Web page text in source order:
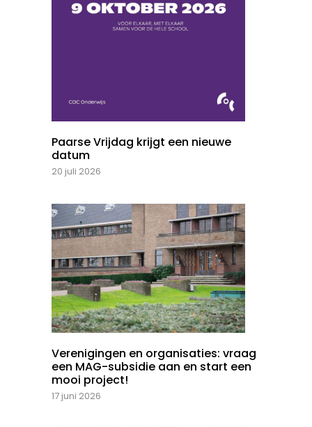
Paarse Vrijdag krijgt een nieuwe
datum
20 juli 2026
Verenigingen en organisaties: vraag
een MAG-subsidie aan en start een
mooi project!
17 juni 2026